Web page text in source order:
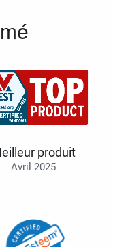
produit
Avril 2025